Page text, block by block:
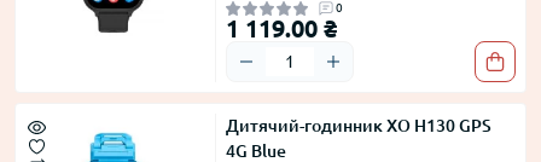
0
1 119.00 ₴
Дитячий-годинник XO H130 GPS
4G Blue